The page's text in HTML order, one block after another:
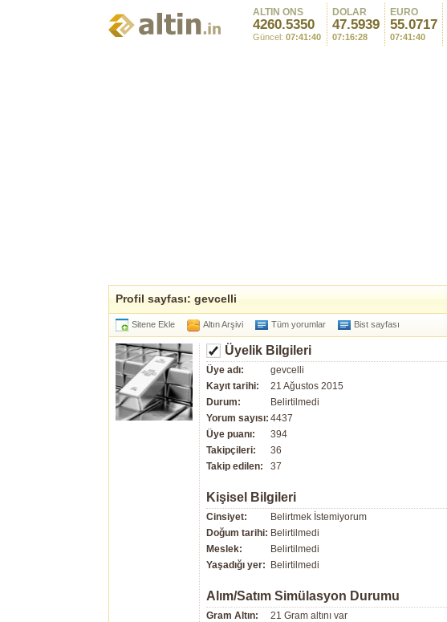
ALTIN ONS
4260.5350
Güncel: 07:41:40
DOLAR
47.5939
07:16:28
EURO
55.0717
07:41:40
Profil sayfası: gevcelli
Sitene Ekle Altın Arşivi Tüm yorumlar Bist sayfası
Üyelik Bilgileri
Üye adı:
gevcelli
Kayıt tarihi:
21 Ağustos 2015
Durum:
Belirtilmedi
Yorum sayısı: 4437
Üye puanı:
394
Takipçileri:
36
Takip edilen:
37
Kişisel Bilgileri
Cinsiyet:
Belirtmek İstemiyorum
Doğum tarihi: Belirtilmedi
Meslek:
Belirtilmedi
Yaşadığı yer:
Belirtilmedi
Alım/Satım Simülasyon Durumu
Gram Altın:
21 Gram altını var